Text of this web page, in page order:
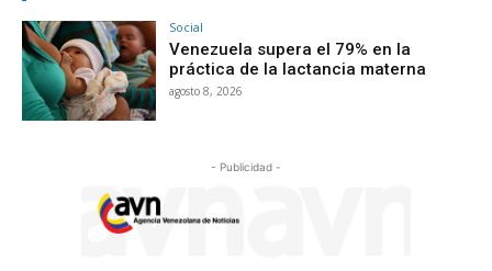
Social
Venezuela supera el 79% en la
práctica de la lactancia materna
agosto 8, 2026
- Publicidad -